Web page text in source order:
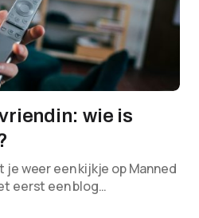
wie is
weer een kijkje op Manned
eerst een blog…